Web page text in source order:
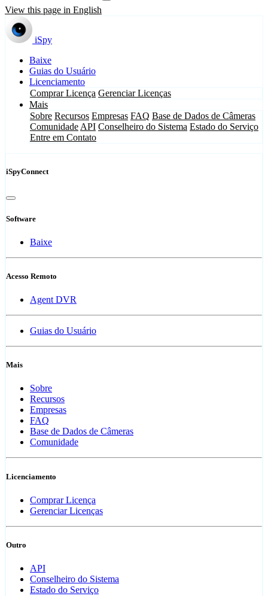
View this page in English
iSpy
Baixe
Guias do Usuário
Licenciamento
Comprar Licença Gerenciar Licenças
Mais
Sobre Recursos Empresas FAQ Base de Dados de Câmeras
Comunidade API Conselheiro do Sistema Estado do Serviço
Entre em Contato
iSpyConnect
Software
Baixe
Acesso Remoto
Agent DVR
Guias do Usuário
Mais
Sobre
Recursos
Empresas
FAQ
Base de Dados de Câmeras
Comunidade
Licenciamento
Comprar Licença
Gerenciar Licenças
Outro
API
Conselheiro do Sistema
Estado do Serviço